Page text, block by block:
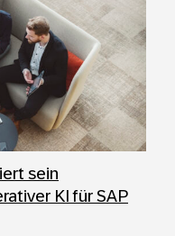
sein
KI für SAP